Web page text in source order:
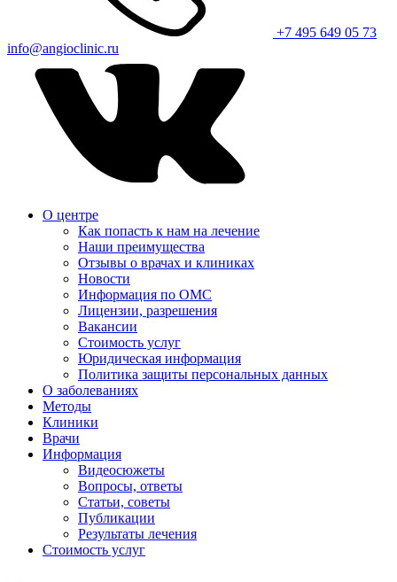
+7 495 649 05 73
info@angioclinic.ru
О центре
Как попасть к нам на лечение
Наши преимущества
Отзывы о врачах и клиниках
Новости
Информация по ОМС
Лицензии, разрешения
Вакансии
Стоимость услуг
Юридическая информация
Политика защиты персональных данных
О заболеваниях
Методы
Клиники
Врачи
Информация
Видеосюжеты
Вопросы, ответы
Статьи, советы
Публикации
Результаты лечения
Стоимость услуг